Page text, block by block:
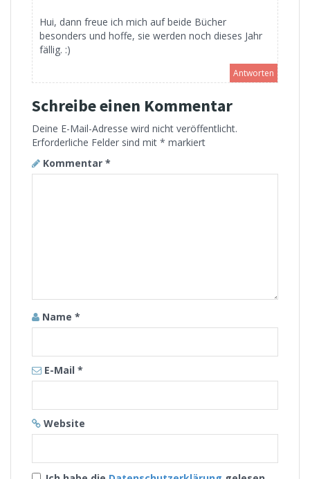
Hui, dann freue ich mich auf beide Bücher
besonders und hoffe, sie werden noch dieses Jahr
fällig. :)
Antworten
Schreibe einen Kommentar
Deine E-Mail-Adresse wird nicht veröffentlicht.
Erforderliche Felder sind mit * markiert
Kommentar *
Name *
E-Mail *
Website